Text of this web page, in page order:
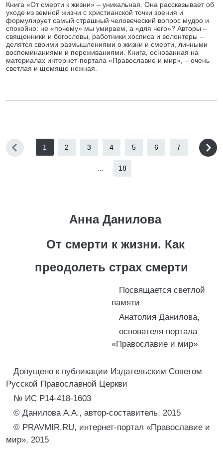
Книга «От смерти к жизни» – уникальная. Она рассказывает об
уходе из земной жизни с христианской точки зрения и
формулирует самый страшный человеческий вопрос мудро и
спокойно: не «почему» мы умираем, а «для чего»? Авторы –
священники и богословы, работники хосписа и волонтеры –
делятся своими размышлениями о жизни и смерти, личными
воспоминаниями и переживаниями. Книга, основанная на
материалах интернет-портала «Православие и мир», – очень
светлая и щемяще нежная.
1 2 3 4 5 6 7
18
Анна Данилова
От смерти к жизни. Как
преодолеть страх смерти
Посвящается светлой
памяти
Анатолия Данилова,
основателя портала
«Православие и мир»
Допущено к публикации Издательским Советом
Русской Православной Церкви
№ ИС Р14-418-1603
© Данилова А.А., автор-составитель, 2015
© PRAVMIR.RU, интернет-портал «Православие и
мир», 2015